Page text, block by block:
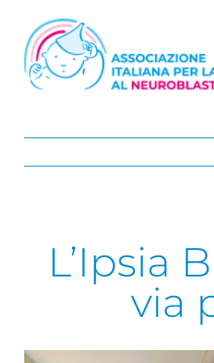
contenuto
L’Ipsia
via